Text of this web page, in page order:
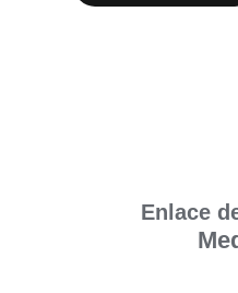
Enlace